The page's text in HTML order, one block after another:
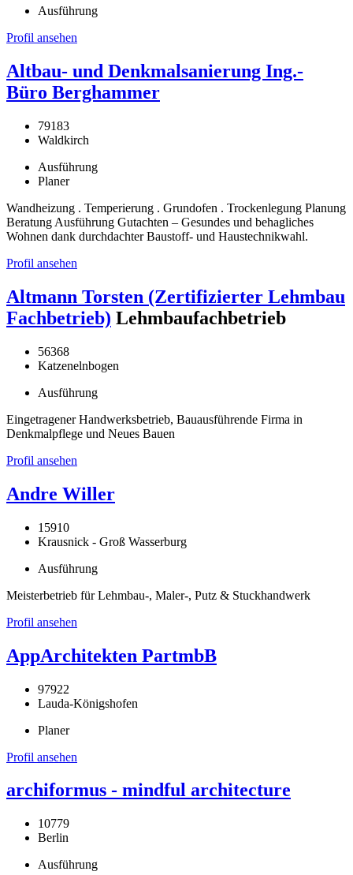
Ausführung
Profil ansehen
Altbau- und Denkmalsanierung Ing.-
Büro Berghammer
79183
Waldkirch
Ausführung
Planer
Wandheizung . Temperierung . Grundofen . Trockenlegung Planung
Beratung Ausführung Gutachten – Gesundes und behagliches
Wohnen dank durchdachter Baustoff- und Haustechnikwahl.
Profil ansehen
Altmann Torsten (Zertifizierter Lehmbau
Fachbetrieb) Lehmbaufachbetrieb
56368
Katzenelnbogen
Ausführung
Eingetragener Handwerksbetrieb, Bauausführende Firma in
Denkmalpflege und Neues Bauen
Profil ansehen
Andre Willer
15910
Krausnick - Groß Wasserburg
Ausführung
Meisterbetrieb für Lehmbau-, Maler-, Putz & Stuckhandwerk
Profil ansehen
AppArchitekten PartmbB
97922
Lauda-Königshofen
Planer
Profil ansehen
archiformus - mindful architecture
10779
Berlin
Ausführung